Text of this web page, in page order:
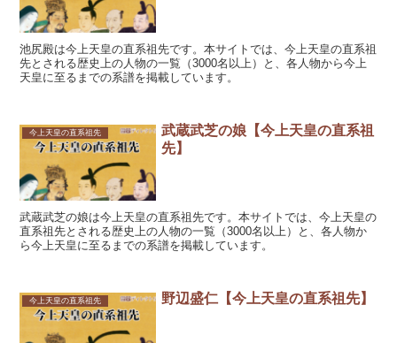
池尻殿は今上天皇の直系祖先です。本サイトでは、今上天皇の直系祖
先とされる歴史上の人物の一覧（3000名以上）と、各人物から今上
天皇に至るまでの系譜を掲載しています。
今上天皇の直系祖先
武蔵武芝の娘【今上天皇の直系祖
先】
武蔵武芝の娘は今上天皇の直系祖先です。本サイトでは、今上天皇の
直系祖先とされる歴史上の人物の一覧（3000名以上）と、各人物か
ら今上天皇に至るまでの系譜を掲載しています。
今上天皇の直系祖先 野辺盛仁【今上天皇の直系祖先】